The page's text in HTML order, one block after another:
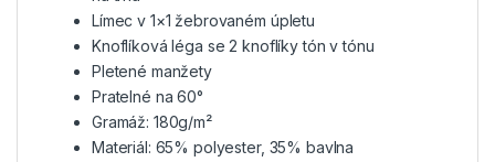
Límec v 1×1 žebrovaném úpletu
Knoflíková léga se 2 knoflíky tón v tónu
Pletené manžety
Pratelné na 60°
Gramáž: 180g/m²
Materiál: 65% polyester, 35% bavlna